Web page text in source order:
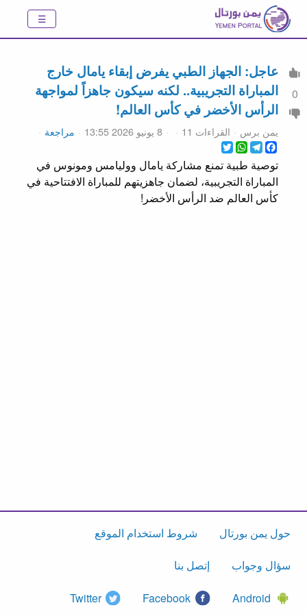
0
عاجل: الجهاز الطبي يفرض إبقاء يامال خارج
المباراة التجريبية.. لكنه سيكون جاهزاً لمواجهة
الرأس الأخضر في كأس العالم!
يمن برس القراءات 11 8 يونيو 2026 13:55
مراجعة
Twitter
WhatsApp
Telegram
Facebook
توصية طبية تمنع مشاركة يامال ووليامس ومونوس في
المباراة التجريبية، لضمان جاهزيتهم للمباراة الافتتاحية في
كأس العالم ضد الرأس الأخضر!
حول يمن بورتال شروط استخدام الموقع
سؤال وجواب إتصل بنا
Android
Facebook
Twitter